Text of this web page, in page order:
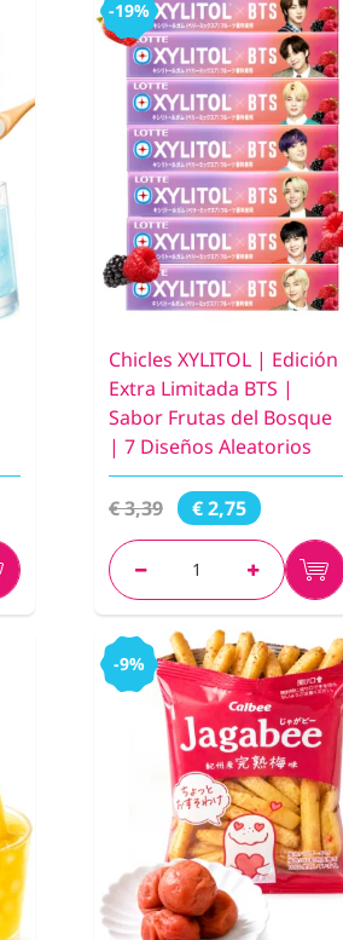
-19%
Chicles XYLITOL | Edición
Extra Limitada BTS |
Sabor Frutas del Bosque
| 7 Diseños Aleatorios
€ 3,39 € 2,75
-9%